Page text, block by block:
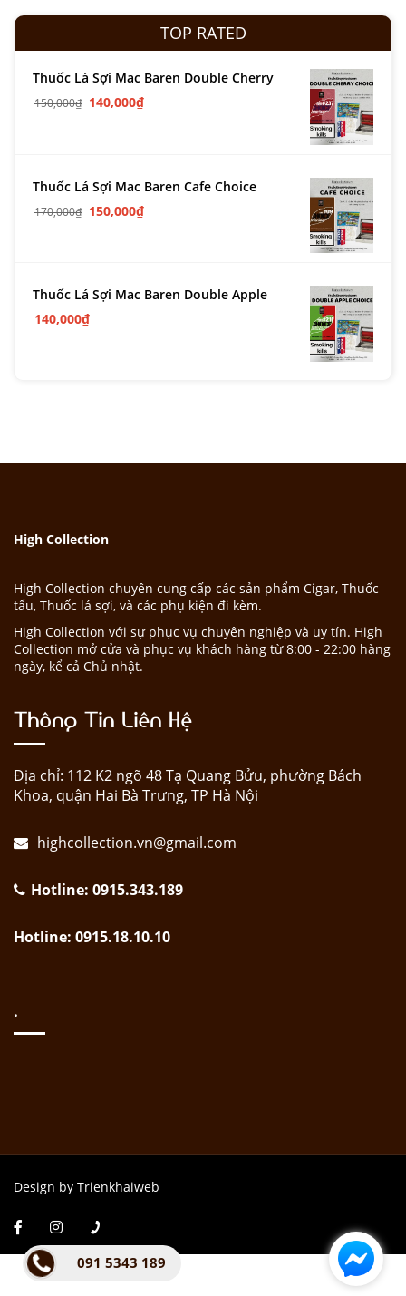
TOP RATED
Thuốc Lá Sợi Mac Baren Double Cherry
150,000₫ 140,000₫
Thuốc Lá Sợi Mac Baren Cafe Choice
170,000₫ 150,000₫
Thuốc Lá Sợi Mac Baren Double Apple
140,000₫
High Collection
High Collection chuyên cung cấp các sản phẩm Cigar, Thuốc
tẩu, Thuốc lá sợi, và các phụ kiện đi kèm.
High Collection với sự phục vụ chuyên nghiệp và uy tín. High
Collection mở cửa và phục vụ khách hàng từ 8:00 - 22:00 hàng
ngày, kể cả Chủ nhật.
Thông Tin Liên Hệ
Địa chỉ: 112 K2 ngõ 48 Tạ Quang Bửu, phường Bách
Khoa, quận Hai Bà Trưng, TP Hà Nội
highcollection.vn@gmail.com
Hotline: 0915.343.189
Hotline: 0915.18.10.10
.
Design by Trienkhaiweb
091 5343 189